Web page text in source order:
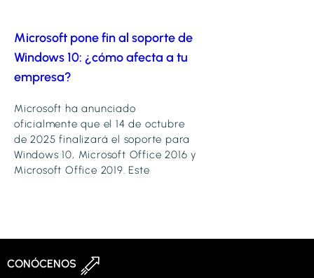
Microsoft pone fin al soporte de
Windows 10: ¿cómo afecta a tu
empresa?
Microsoft ha anunciado
oficialmente que el 14 de octubre
de 2025 finalizará el soporte para
Windows 10, Microsoft Office 2016 y
Microsoft Office 2019. Este
CONÓCENOS